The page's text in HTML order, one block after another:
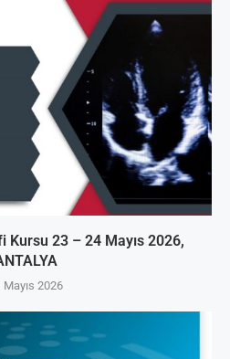
23 – 24 Mayıs 2026,
Mayıs 2026